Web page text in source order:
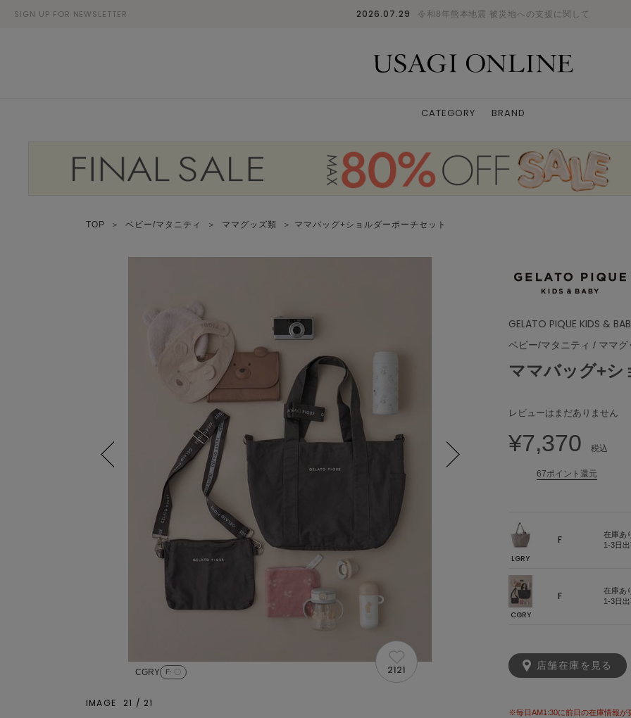
SIGN UP FOR NEWSLETTER 2026.07.29 令和8年熊本地震 被災地への支援に関して
CATEGORY BRAND
TOP ＞ ベビー/マタニティ ＞ ママグッズ類 ＞ ママバッグ+ショルダーポーチセット
GELATO PIQUE KIDS &
ベビー/マタニティ / ママグ
ママバッグ+シ
レビューはまだありません
¥7,370 税込
67ポイント還元
LGRY
F
在庫あ
1-3日
CGRY
F
在庫あ
1-3日
店舗在庫を見る
※毎日AM1:30に前日の在庫情報が
CGRY F: 〇 2121
IMAGE 21 / 21